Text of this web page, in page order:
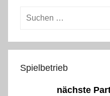
Suchen
Spielbetrieb
nächste